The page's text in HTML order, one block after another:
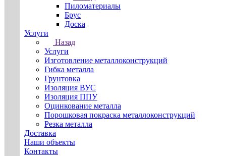
Пиломатериалы
Брус
Доска
Услуги
Назад
Услуги
Изготовление металлоконструкций
Гибка металла
Грунтовка
Изоляция ВУС
Изоляция ППУ
Оцинкование металла
Порошковая покраска металлоконструкций
Резка металла
Доставка
Наши объекты
Контакты